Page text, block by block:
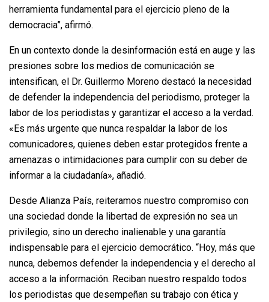
herramienta fundamental para el ejercicio pleno de la
democracia”, afirmó.
En un contexto donde la desinformación está en auge y las
presiones sobre los medios de comunicación se
intensifican, el Dr. Guillermo Moreno destacó la necesidad
de defender la independencia del periodismo, proteger la
labor de los periodistas y garantizar el acceso a la verdad.
«Es más urgente que nunca respaldar la labor de los
comunicadores, quienes deben estar protegidos frente a
amenazas o intimidaciones para cumplir con su deber de
informar a la ciudadanía», añadió.
Desde Alianza País, reiteramos nuestro compromiso con
una sociedad donde la libertad de expresión no sea un
privilegio, sino un derecho inalienable y una garantía
indispensable para el ejercicio democrático. “Hoy, más que
nunca, debemos defender la independencia y el derecho al
acceso a la información. Reciban nuestro respaldo todos
los periodistas que desempeñan su trabajo con ética y